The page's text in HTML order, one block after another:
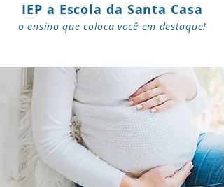
IEP a Escola da Santa Casa
o ensino que coloca você em destaque!